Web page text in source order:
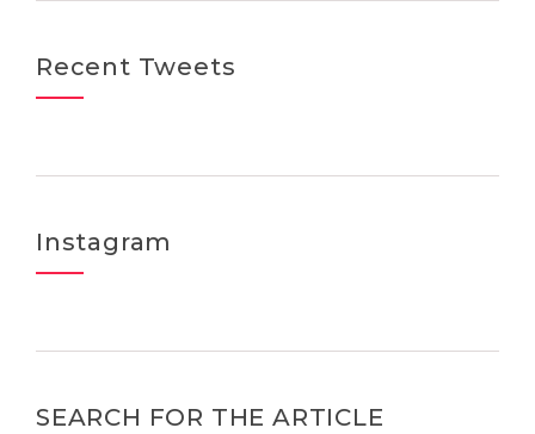
Recent Tweets
Instagram
SEARCH FOR THE ARTICLE